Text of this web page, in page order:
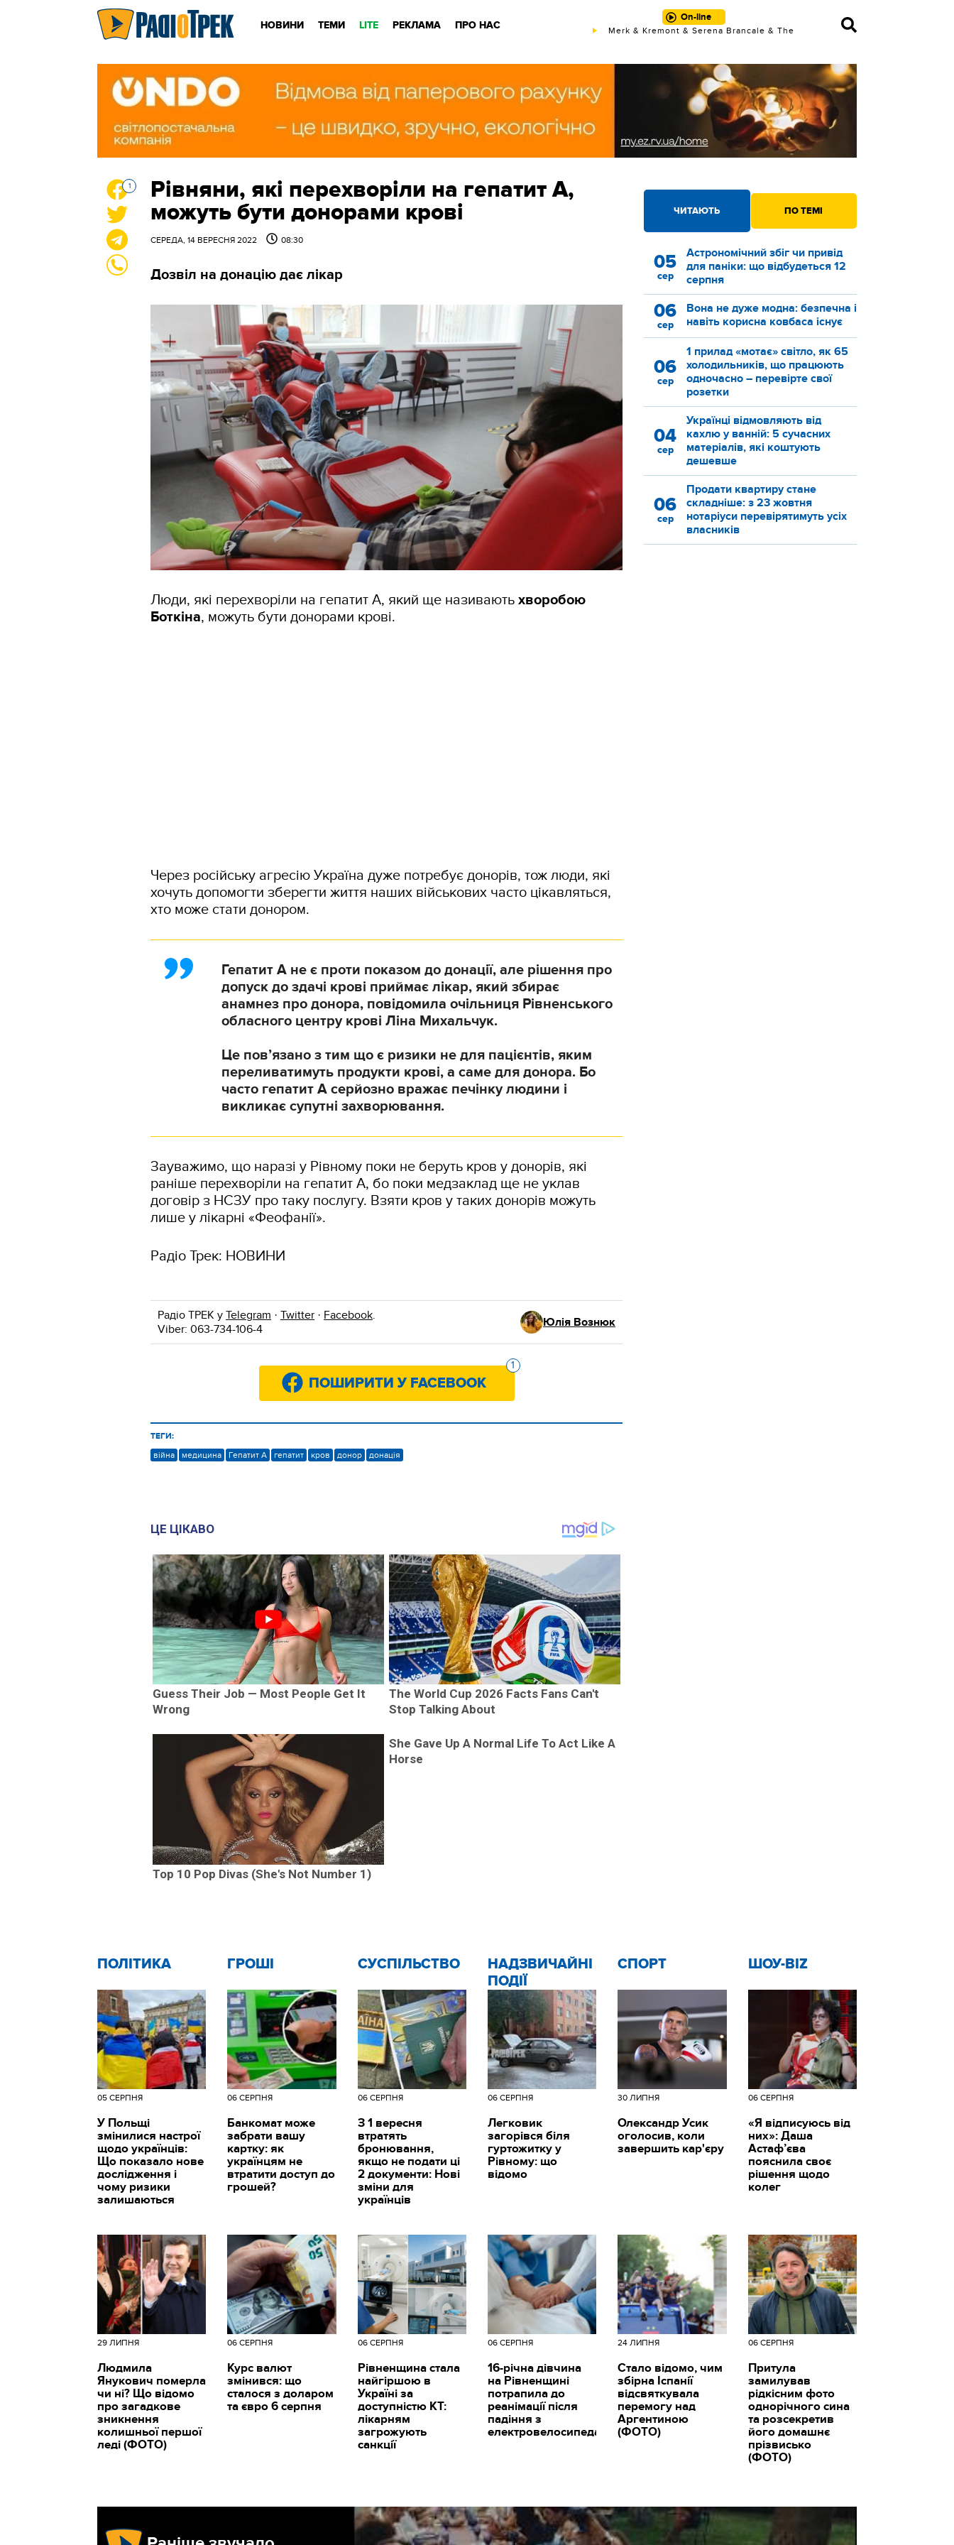
НОВИНИ ТЕМИ LITE РЕКЛАМА ПРО НАС
On-line
Merk & Kremont & Serena Brancale & The
1
Рівняни, які перехворіли на гепатит А,
можуть бути донорами крові
СЕРЕДА, 14 ВЕРЕСНЯ 2022 08:30
Дозвіл на донацію дає лікар
Люди, які перехворіли на гепатит А, який ще називають хворобою
Боткіна, можуть бути донорами крові.
Через російську агресію Україна дуже потребує донорів, тож люди, які
хочуть допомогти зберегти життя наших військових часто цікавляться,
хто може стати донором.
Гепатит А не є проти показом до донації, але рішення про
допуск до здачі крові приймає лікар, який збирає
анамнез про донора, повідомила очільниця Рівненського
обласного центру крові Ліна Михальчук.
Це пов’язано з тим що є ризики не для пацієнтів, яким
переливатимуть продукти крові, а саме для донора. Бо
часто гепатит А серйозно вражає печінку людини і
викликає супутні захворювання.
Зауважимо, що наразі у Рівному поки не беруть кров у донорів, які
раніше перехворіли на гепатит А, бо поки медзаклад ще не уклав
договір з НСЗУ про таку послугу. Взяти кров у таких донорів можуть
лише у лікарні «Феофанії».
Радіо Трек: НОВИНИ
Радіо ТРЕК у Telegram · Twitter · Facebook.
Viber: 063-734-106-4
Юлія Вознюк
1
ПОШИРИТИ У FACEBOOK
ТЕГИ:
війна медицина Гепатит А гепатит кров донор донація
ЧИТАЮТЬ ПО ТЕМІ
05
сер
Астрономічний збіг чи привід
для паніки: що відбудеться 12
серпня
06
сер
Вона не дуже модна: безпечна і
навіть корисна ковбаса існує
06
сер
1 прилад «мотає» світло, як 65
холодильників, що працюють
одночасно – перевірте свої
розетки
04
сер
Українці відмовляють від
кахлю у ванній: 5 сучасних
матеріалів, які коштують
дешевше
06
сер
Продати квартиру стане
складніше: з 23 жовтня
нотаріуси перевірятимуть усіх
власників
ЦЕ ЦІКАВО
Guess Their Job — Most People Get It
Wrong
The World Cup 2026 Facts Fans Can't
Stop Talking About
Top 10 Pop Divas (She's Not Number 1)
She Gave Up A Normal Life To Act Like A
Horse
ПОЛІТИКА
05 СЕРПНЯ
У Польщі
змінилися настрої
щодо українців:
Що показало нове
дослідження і
чому ризики
залишаються
ГРОШІ
06 СЕРПНЯ
Банкомат може
забрати вашу
картку: як
українцям не
втратити доступ до
грошей?
CУСПІЛЬСТВО
06 СЕРПНЯ
З 1 вересня
втратять
бронювання,
якщо не подати ці
2 документи: Нові
зміни для
українців
НАДЗВИЧАЙНІ
ПОДІЇ
06 СЕРПНЯ
Легковик
загорівся біля
гуртожитку у
Рівному: що
відомо
СПОРТ
30 ЛИПНЯ
Олександр Усик
оголосив, коли
завершить кар'єру
ШОУ-BIZ
06 СЕРПНЯ
«Я відписуюсь від
них»: Даша
Астаф’єва
пояснила своє
рішення щодо
колег
29 ЛИПНЯ
Людмила
Янукович померла
чи ні? Що відомо
про загадкове
зникнення
колишньої першої
леді (ФОТО)
06 СЕРПНЯ
Курс валют
змінився: що
сталося з доларом
та євро 6 серпня
06 СЕРПНЯ
Рівненщина стала
найгіршою в
Україні за
доступністю КТ:
лікарням
загрожують
санкції
06 СЕРПНЯ
16-річна дівчина
на Рівненщині
потрапила до
реанімації після
падіння з
електровелосипеда
24 ЛИПНЯ
Стало відомо, чим
збірна Іспанії
відсвяткувала
перемогу над
Аргентиною
(ФОТО)
06 СЕРПНЯ
Притула
замилував
рідкісним фото
однорічного сина
та розсекретив
його домашнє
прізвисько
(ФОТО)